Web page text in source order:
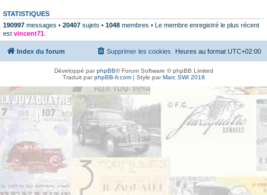
STATISTIQUES
190997 messages • 20407 sujets • 1048 membres • Le membre enregistré le plus récent
est vincent71
Index du forum Heures au format UTC+02:00
Supprimer les cookies
Développé parphpBB® Forum Software © phpBB Limited
Traduit parphpBB-fr.com| Style parMarc SWI 2018